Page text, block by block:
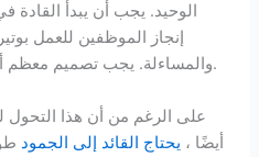
الوحيد. يجب أن يبدأ القادة
إنجاز الموظفين للعمل
والمساءلة. يجب تصميم معظم أدوار اليوم مع مراعاة المستقبل.
على الرغم من أن هذا التحول
أيضًا ، يحتاج القائد إلى الجمود